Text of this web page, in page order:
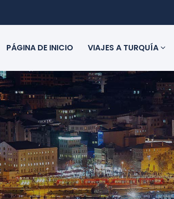
PÁGINA DE INICIO VIAJES A TURQUÍA